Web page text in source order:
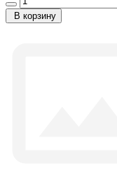
В корзину